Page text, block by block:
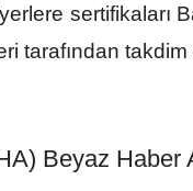
sertifikaları
tarafından takdim
Beyaz Haber